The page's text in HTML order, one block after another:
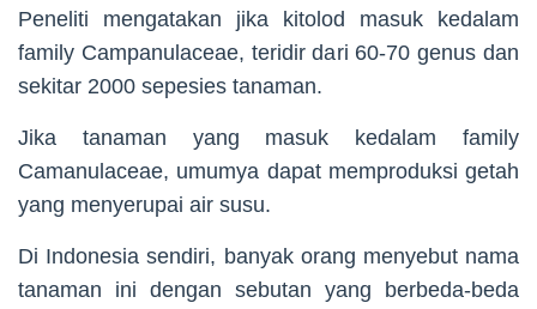
Peneliti mengatakan jika kitolod masuk kedalam
family Campanulaceae, teridir dari 60-70 genus dan
sekitar 2000 sepesies tanaman.
Jika tanaman yang masuk kedalam family
Camanulaceae, umumya dapat memproduksi getah
yang menyerupai air susu.
Di Indonesia sendiri, banyak orang menyebut nama
tanaman ini dengan sebutan yang berbeda-beda